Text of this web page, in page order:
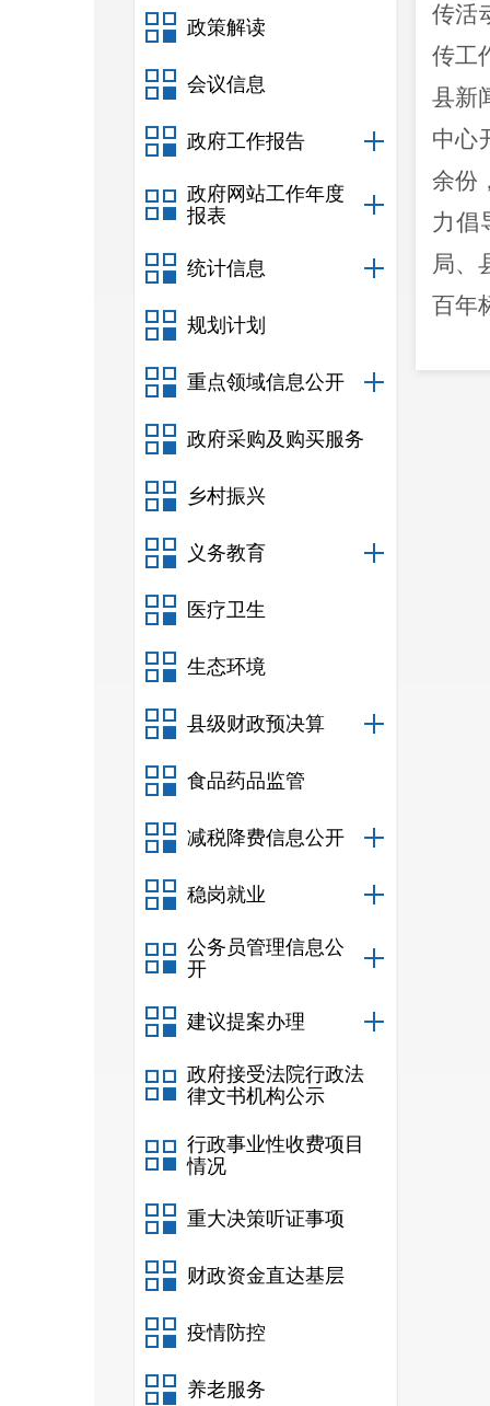
政策解读
会议信息
政府工作报告
政府网站工作年度
报表
统计信息
规划计划
重点领域信息公开
政府采购及购买服务
乡村振兴
义务教育
医疗卫生
生态环境
县级财政预决算
食品药品监管
减税降费信息公开
稳岗就业
公务员管理信息公
开
建议提案办理
政府接受法院行政法
律文书机构公示
行政事业性收费项目
情况
重大决策听证事项
财政资金直达基层
疫情防控
养老服务
传活
传工
县新
中心
余份
力倡
局、
百年